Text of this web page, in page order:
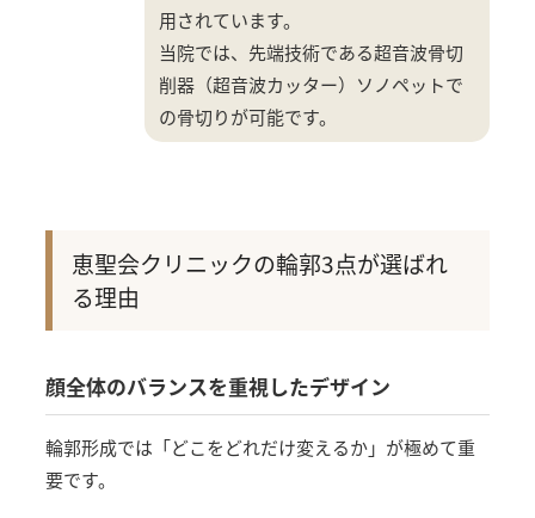
用されています。
当院では、先端技術である超音波骨切
削器（超音波カッター）ソノペットで
の骨切りが可能です。
恵聖会クリニックの輪郭3点が選ばれ
る理由
顔全体のバランスを重視したデザイン
輪郭形成では「どこをどれだけ変えるか」が極めて重
要です。